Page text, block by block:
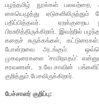
பழந்தமிழ் நூல்கள் பலவற்றை,
கையெழுத்து ஏடுகளிலிருந்தும்
பதிப்பித்தவர்.
ஏறக்குறைய
பிரசுரித்திருக்கிறார்
இவற்றில்
கதைச் சுருக்கங்கள், கட்டுரைகள்
போன்றவை அடங்கும்
முகவுரைகளை 'சாமிநாதம்'
சரவணன், உ.வே.சாவின்
குறித்தும் பேசவிருக்கிறார்.
பேச்சாளர் குறிப்பு: